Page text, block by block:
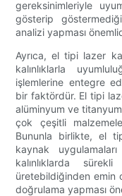
gereksinimleriyle
gösterip
analizi yapması
Ayrıca, el tipi lazer
kalınlıklarla
işlemlerine entegre
bir faktördür. El tipi
alüminyum ve
çok çeşitli
Bununla birlikte, el
kaynak
kalınlıklarda
üretebildiğinden emin
doğrulama yapması